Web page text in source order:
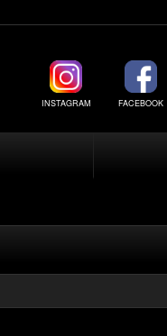
INSTAGRAM FACEBOOK